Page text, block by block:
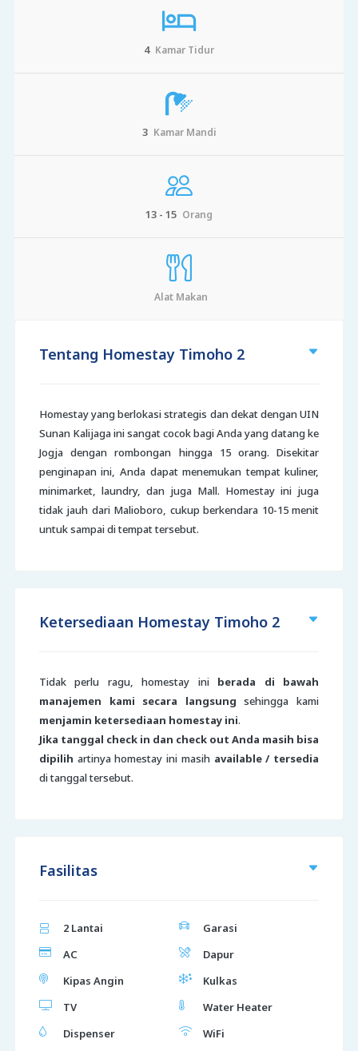
4 Kamar Tidur
3 Kamar Mandi
13 - 15 Orang
Alat Makan
Tentang Homestay Timoho 2
Homestay yang berlokasi strategis dan dekat dengan UIN
Sunan Kalijaga ini sangat cocok bagi Anda yang datang ke
Jogja dengan rombongan hingga 15 orang. Disekitar
penginapan ini, Anda dapat menemukan tempat kuliner,
minimarket, laundry, dan juga Mall. Homestay ini juga
tidak jauh dari Malioboro, cukup berkendara 10-15 menit
untuk sampai di tempat tersebut.
Ketersediaan Homestay Timoho 2
Tidak perlu ragu, homestay ini berada di bawah
manajemen kami secara langsung sehingga kami
menjamin ketersediaan homestay ini.
Jika tanggal check in dan check out Anda masih bisa
dipilih artinya homestay ini masih available / tersedia
di tanggal tersebut.
Fasilitas
2 Lantai
Garasi
AC
Dapur
Kipas Angin
Kulkas
TV
Water Heater
Dispenser
WiFi